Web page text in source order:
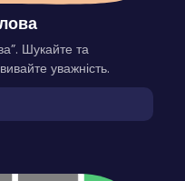
Шукайте та
уважність.